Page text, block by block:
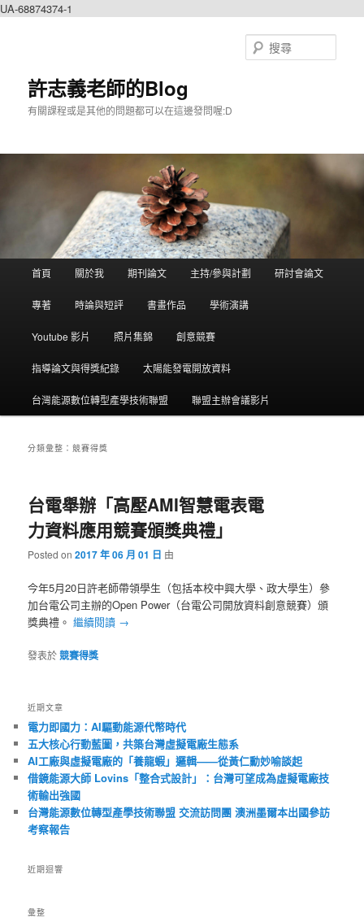
UA-68874374-1
許志義老師的Blog
有關課程或是其他的問題都可以在這邊發問喔:D
尋
跳到主內容
跳到第二內容
首頁 關於我 期刊論文 主持/參與計劃 研討會論文
專著 時論與短評 書畫作品 學術演講
Youtube 影片 照片集錦 創意競賽
指導論文與得獎紀錄 太陽能發電開放資料
台灣能源數位轉型產學技術聯盟 聯盟主辦會議影片
分類彙整：競賽得獎
台電舉辦「高壓AMI智慧電表電
力資料應用競賽頒獎典禮」
Posted on2017 年 06 月 01 日 由
今年5月20日許老師帶領學生（包括本校中興大學、政大學生）參
加台電公司主辦的Open Power（台電公司開放資料創意競賽）頒
獎典禮。繼續閱讀 →
發表於競賽得獎
近期文章
電力即國力：AI驅動能源代幣時代
五大核心行動藍圖，共築台灣虛擬電廠生態系
AI工廠與虛擬電廠的「養龍蝦」邏輯——從黃仁勳妙喻談起
借鏡能源大師 Lovins「整合式設計」：台灣可望成為虛擬電廠技
術輸出強國
台灣能源數位轉型產學技術聯盟 交流訪問團 澳洲墨爾本出國參訪
考察報告
近期迴響
彙整